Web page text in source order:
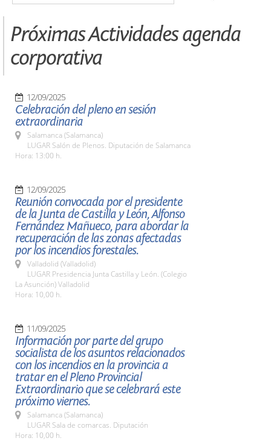
Próximas Actividades agenda
corporativa
12/09/2025
Celebración del pleno en sesión
extraordinaria
Salamanca (Salamanca)
LUGAR Salón de Plenos. Diputación de Salamanca
Hora: 13:00 h.
12/09/2025
Reunión convocada por el presidente
de la Junta de Castilla y León, Alfonso
Fernández Mañueco, para abordar la
recuperación de las zonas afectadas
por los incendios forestales.
Valladolid (Valladolid)
LUGAR Presidencia Junta Castilla y León. (Colegio
La Asunción) Valladolid
Hora: 10,00 h.
11/09/2025
Información por parte del grupo
socialista de los asuntos relacionados
con los incendios en la provincia a
tratar en el Pleno Provincial
Extraordinario que se celebrará este
próximo viernes.
Salamanca (Salamanca)
LUGAR Sala de comarcas. Diputación
Hora: 10,00 h.